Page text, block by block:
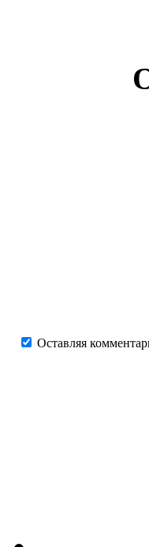
Оставляя